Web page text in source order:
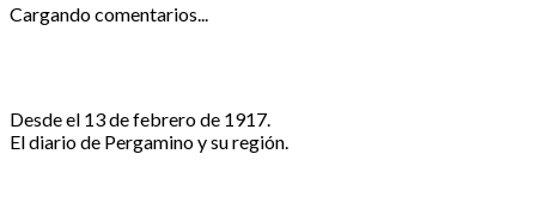
Cargando comentarios...
Desde el 13 de febrero de 1917.
El diario de Pergamino y su región.